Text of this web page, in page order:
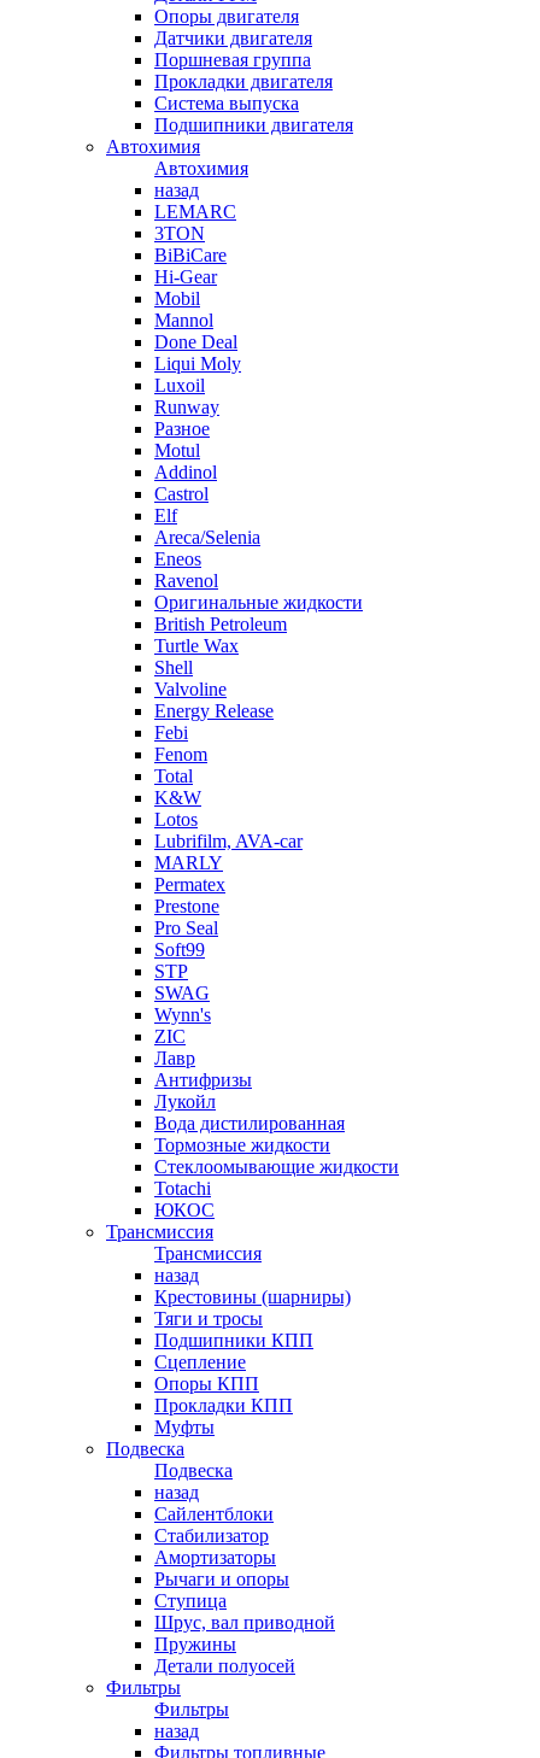
Опоры двигателя
Датчики двигателя
Поршневая группа
Прокладки двигателя
Система выпуска
Подшипники двигателя
Автохимия
Автохимия
назад
LEMARC
3TON
BiBiCare
Hi-Gear
Mobil
Mannol
Done Deal
Liqui Moly
Luxoil
Runway
Разное
Motul
Addinol
Castrol
Elf
Areca/Selenia
Eneos
Ravenol
Оригинальные жидкости
British Petroleum
Turtle Wax
Shell
Valvoline
Energy Release
Febi
Fenom
Total
K&W
Lotos
Lubrifilm, AVA-car
MARLY
Permatex
Prestone
Pro Seal
Soft99
STP
SWAG
Wynn's
ZIC
Лавр
Антифризы
Лукойл
Вода дистилированная
Тормозные жидкости
Стеклоомывающие жидкости
Totachi
ЮКОС
Трансмиссия
Трансмиссия
назад
Крестовины (шарниры)
Тяги и тросы
Подшипники КПП
Сцепление
Опоры КПП
Прокладки КПП
Муфты
Подвеска
Подвеска
назад
Сайлентблоки
Стабилизатор
Амортизаторы
Рычаги и опоры
Ступица
Шрус, вал приводной
Пружины
Детали полуосей
Фильтры
Фильтры
назад
Фильтры топливные